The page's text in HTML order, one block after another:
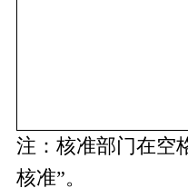
注：核准部门在空
核准”。